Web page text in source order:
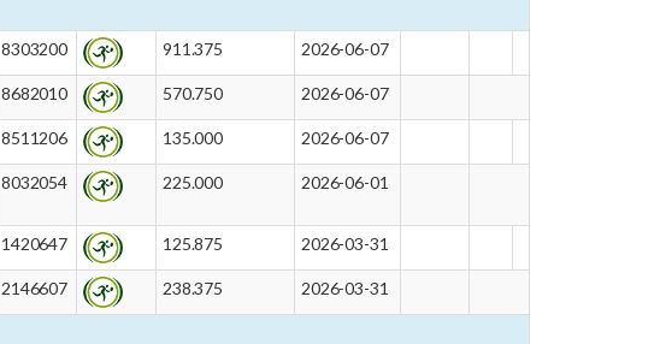
8303200 911.375 2026-06-07
8682010 570.750 2026-06-07
8511206 135.000 2026-06-07
8032054 225.000 2026-06-01
1420647 125.875 2026-03-31
2146607 238.375 2026-03-31